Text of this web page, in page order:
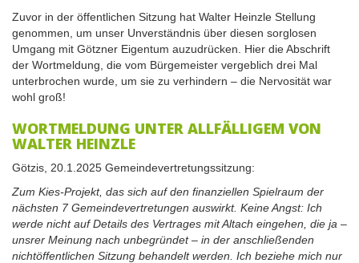
Zuvor in der öffentlichen Sitzung hat Walter Heinzle Stellung
genommen, um unser Unverständnis über diesen sorglosen
Umgang mit Götzner Eigentum auzudrücken. Hier die Abschrift
der Wortmeldung, die vom Bürgemeister vergeblich drei Mal
unterbrochen wurde, um sie zu verhindern – die Nervosität war
wohl groß!
WORTMELDUNG UNTER ALLFÄLLIGEM VON
WALTER HEINZLE
Götzis, 20.1.2025 Gemeindevertretungssitzung:
Zum Kies-Projekt, das sich auf den finanziellen Spielraum der
nächsten 7 Gemeindevertretungen auswirkt. Keine Angst: Ich
werde nicht auf Details des Vertrages mit Altach eingehen, die ja –
unsrer Meinung nach unbegründet – in der anschließenden
nichtöffentlichen Sitzung behandelt werden. Ich beziehe mich nur